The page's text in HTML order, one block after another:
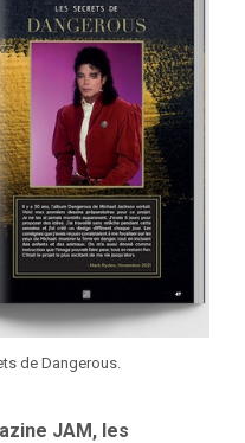
de Dangerous.
JAM, les